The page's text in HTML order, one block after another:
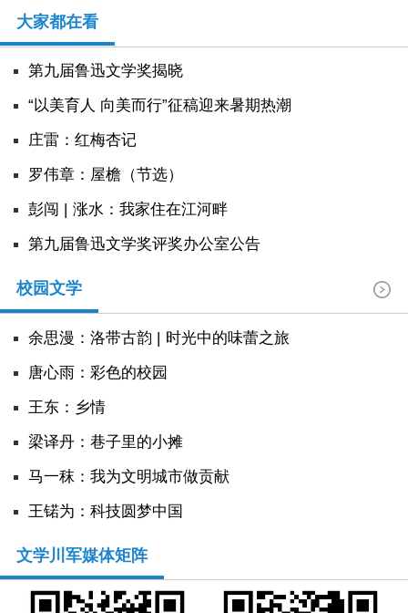
大家都在看
第九届鲁迅文学奖揭晓
“以美育人 向美而行”征稿迎来暑期热潮
庄雷：红梅杏记
罗伟章：屋檐（节选）
彭闯 | 涨水：我家住在江河畔
第九届鲁迅文学奖评奖办公室公告
校园文学
余思漫：洛带古韵 | 时光中的味蕾之旅
唐心雨：彩色的校园
王东：乡情
​梁译丹：巷子里的小摊
马一秣：我为文明城市做贡献
王锘为：科技圆梦中国
文学川军媒体矩阵